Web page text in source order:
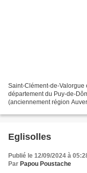
Saint-Clément-de-Valorgue
département du Puy-de-
(anciennement région
Eglisolles
Publié le 12/09/2024 à
Par Papou Poustache